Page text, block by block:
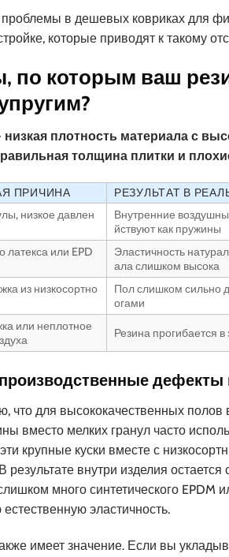
в дешевых ковриках для
которые приводят к такому
по которым ваш
плотность материала с
толщина плитки и
ПРИЧИНА РЕЗУЛЬТАТ В
низкое давлен
Внутренние
йствуют как пружины
или EPD
Эластичность
ала слишком высока
из низкосортно
Пол слишком сильно
огами
или неплотное
Резина прогибается
что для высококачественных
вместо мелких гранул часто
крупные куски вместе с
внутри изделия
много синтетического
эластичность.
имеет значение. Если вы